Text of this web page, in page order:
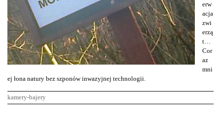
erw
acja
zwi
erzą
t…
Cor
az
mni
ej łona natury bez szponów inwazyjnej technologii.
kamery-bajery